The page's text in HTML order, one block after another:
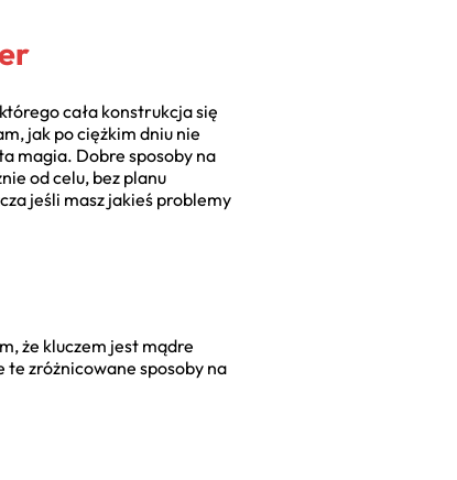
cała konstrukcja się
jak po ciężkim dniu nie
magia. Dobre sposoby na
od celu, bez planu
jeśli masz jakieś problemy
że kluczem jest mądre
te zróżnicowane sposoby na